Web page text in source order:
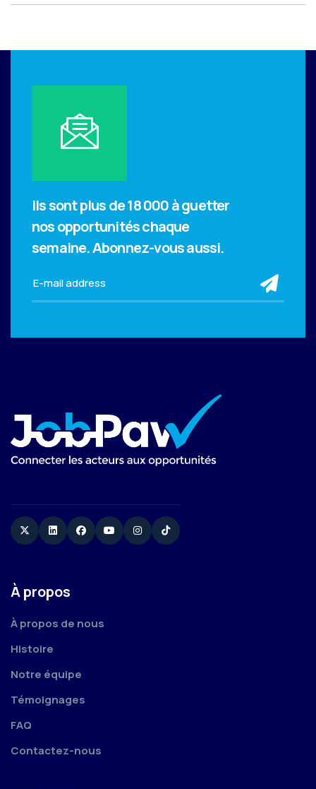
Ils sont plus de 18 000 à guetter
nos opportunités chaque
semaine.Abonnez-vous aussi.
TwitterLinkedinFacebookYouTubeInstagram
TikTok
À propos
À propos de nous
Histoire
Notre équipe
Témoignages
FAQ
Contactez-nous